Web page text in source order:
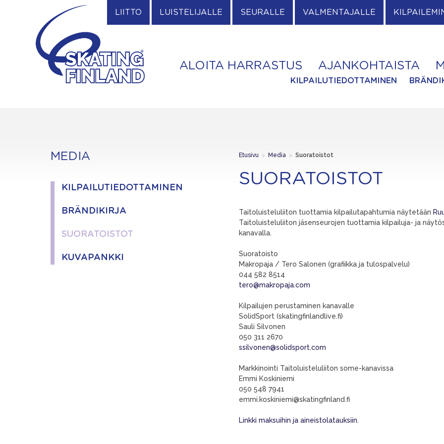
LIITTO LUISTELIJALLE SEURALLE VALMENTAJALLE
ALOITA HARRASTUS AJANKOHTAISTA
KILPAILUTIEDOTTAMINEN
MEDIA
KILPAILUTIEDOTTAMINEN
BRÄNDIKIRJA
SUORATOISTOT
KUVAPANKKI
Etusivu > Media > Suoratoistot
SUORATOISTOT
Taitoluisteluliiton tuottamia kilpailutapahtumia näytetään
Taitoluisteluliiton jäsenseurojen tuottamia kilpailuja- ja
kanavalla.
Suoratoisto
Makropaja / Tero Salonen (grafiikka ja tulospalvelu)
044 582 8514
tero@makropaja.com
Kilpailujen perustaminen kanavalle
SolidSport (skatingfinlandlive.fi)
Sauli Silvonen
050 311 2670
ssilvonen@solidsport.com
Markkinointi Taitoluisteluliiton some-kanavissa
Emmi Koskiniemi
050 548 7941
emmi.koskiniemi@skatingfinland.fi
Linkki maksuihin ja aineistolatauksiin.